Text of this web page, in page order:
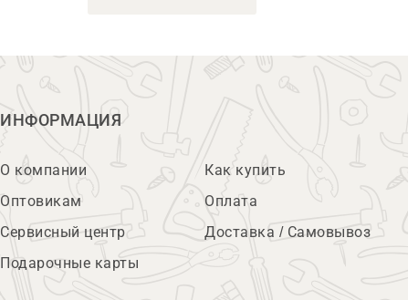
ИНФОРМАЦИЯ
О компании
Оптовикам
Сервисный центр
Подарочные карты
Как купить
Оплата
Доставка / Самовывоз